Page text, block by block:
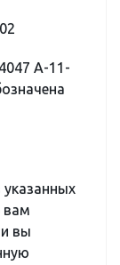
А-11-
вам
вы